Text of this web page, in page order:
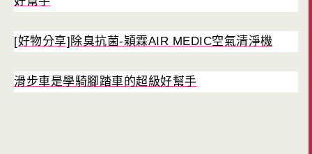
[好物分享]除臭抗菌-穎霖AIR MEDIC空氣清淨機
滑步車是學騎腳踏車的超級好幫手